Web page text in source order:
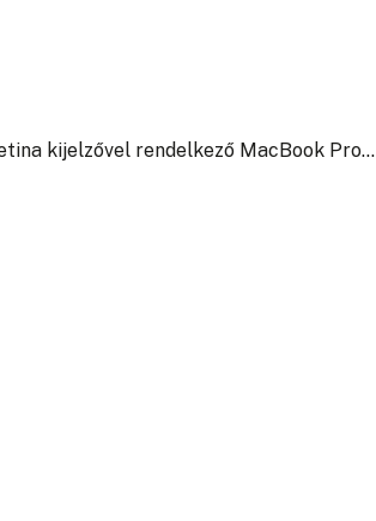
kijelzővel rendelkező MacBook Pro…